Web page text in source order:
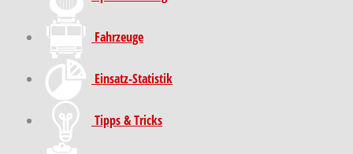
Fahrzeuge
Einsatz-Statistik
Tipps & Tricks